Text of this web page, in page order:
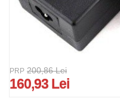
PRP 200,86 Lei
160,93 Lei